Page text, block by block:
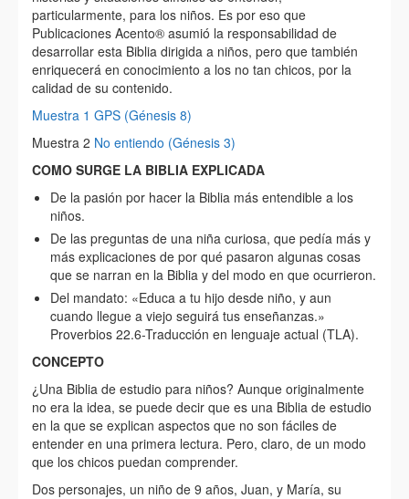
particularmente, para los niños. Es por eso que
Publicaciones Acento® asumió la responsabilidad de
desarrollar esta Biblia dirigida a niños, pero que también
enriquecerá en conocimiento a los no tan chicos, por la
calidad de su contenido.
Muestra 1 GPS (Génesis 8)
Muestra 2 No entiendo (Génesis 3)
COMO SURGE LA BIBLIA EXPLICADA
De la pasión por hacer la Biblia más entendible a los
niños.
De las preguntas de una niña curiosa, que pedía más y
más explicaciones de por qué pasaron algunas cosas
que se narran en la Biblia y del modo en que ocurrieron.
Del mandato: «Educa a tu hijo desde niño, y aun
cuando llegue a viejo seguirá tus enseñanzas.»
Proverbios 22.6-Traducción en lenguaje actual (TLA).
CONCEPTO
¿Una Biblia de estudio para niños? Aunque originalmente
no era la idea, se puede decir que es una Biblia de estudio
en la que se explican aspectos que no son fáciles de
entender en una primera lectura. Pero, claro, de un modo
que los chicos puedan comprender.
Dos personajes, un niño de 9 años, Juan, y María, su